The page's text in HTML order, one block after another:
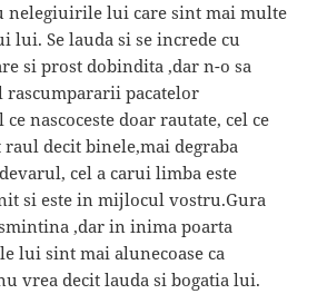
nelegiuirile lui care sint mai multe
lui. Se lauda si se increde cu
si prost dobindita ,dar n-o sa
rascumpararii pacatelor
ce nascoceste doar rautate, cel ce
decit binele,mai degraba
cel a carui limba este
si este in mijlocul vostru.Gura
,dar in inima poarta
lui sint mai alunecoase ca
vrea decit lauda si bogatia lui.